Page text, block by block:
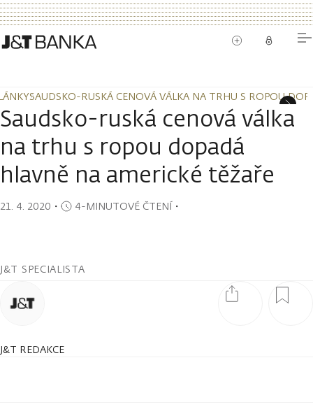
SAUDSKO-RUSKÁ CENOVÁ VÁLKA NA TRHU S ROPOU
SAUDSKO-RUSKÁ CENOVÁ VÁLKA NA TRHU S ROPOU
Saudsko-ruská cenová válka
na trhu s ropou dopadá
hlavně na americké těžaře
21. 4. 2020 ・ 4-MINUTOVÉ ČTENÍ・
J&T SPECIALISTA
J&T REDAKCE